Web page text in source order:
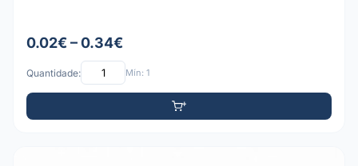
0.02€ – 0.34€
Quantidade: Mín: 1